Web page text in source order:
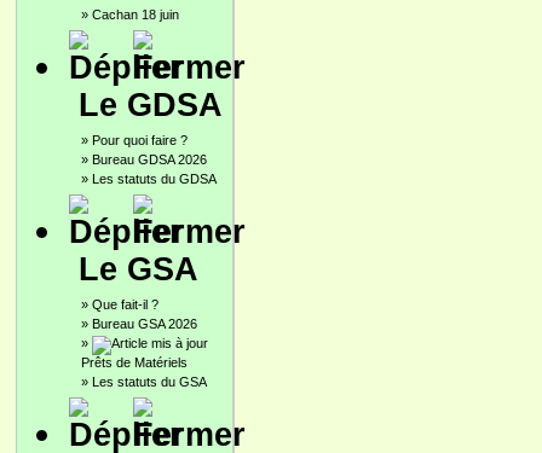
» Cachan 18 juin
Le GDSA
» Pour quoi faire ?
» Bureau GDSA 2026
» Les statuts du GDSA
Le GSA
» Que fait-il ?
» Bureau GSA 2026
»
Prêts de Matériels
» Les statuts du GSA